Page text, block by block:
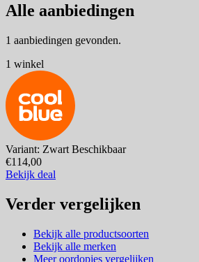
Alle aanbiedingen
1 aanbiedingen gevonden.
1 winkel
Variant: Zwart Beschikbaar
€114,00
Bekijk deal
Verder vergelijken
Bekijk alle productsoorten
Bekijk alle merken
Meer oordopjes vergelijken